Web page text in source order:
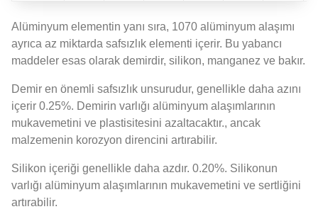
Alüminyum elementin yanı sıra, 1070 alüminyum alaşımı
ayrıca az miktarda safsızlık elementi içerir. Bu yabancı
maddeler esas olarak demirdir, silikon, manganez ve bakır.
Demir en önemli safsızlık unsurudur, genellikle daha azını
içerir 0.25%. Demirin varlığı alüminyum alaşımlarının
mukavemetini ve plastisitesini azaltacaktır., ancak
malzemenin korozyon direncini artırabilir.
Silikon içeriği genellikle daha azdır. 0.20%. Silikonun
varlığı alüminyum alaşımlarının mukavemetini ve sertliğini
artırabilir.